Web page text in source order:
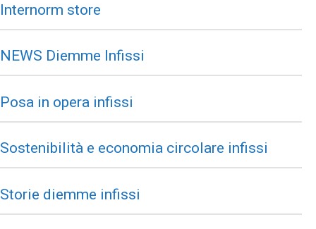
Internorm store
NEWS Diemme Infissi
Posa in opera infissi
Sostenibilità e economia circolare infissi
Storie diemme infissi